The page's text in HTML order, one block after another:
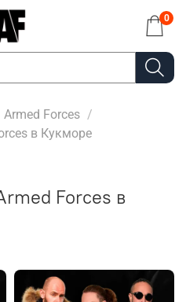
0
Armed Forces
в Кукморе
Forces в